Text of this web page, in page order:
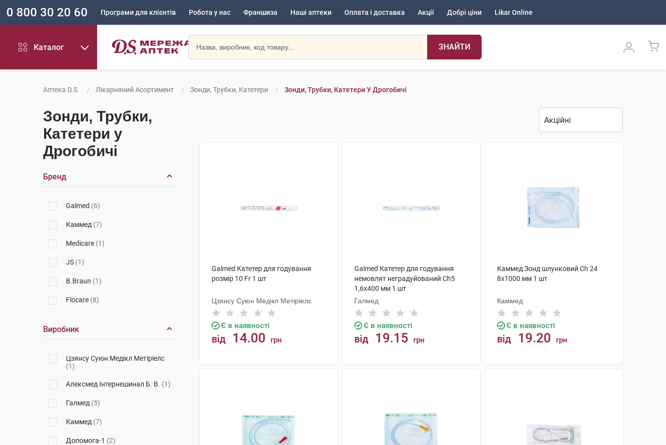
0 800 30 20 60 Програми для клієнтів Робота у нас Франшиза Наші аптеки Оплата і доставка Акції Добрі ціни Likar Online
Каталог ЗНАЙТИ
Аптека D.S. Лікарняний Асортимент Зонди, Трубки, Катетери Зонди, Трубки, Катетери У Дрогобичі
Зонди, Трубки,
Катетери у
Дрогобичі
Бренд
Galmed (6)
Каммед (7)
Medicare (1)
JS (1)
B.Braun (1)
Flocare (8)
Виробник
Цзянсу Суюн Медікл Метіріелс
(1)
Алексмед Інтернешинал Б. В. (1)
Галмед (5)
Каммед (7)
Допомога-1 (2)
Galmed Катетер для годування
розмір 10 Fr 1 шт
Цзянсу Суюн Медікл Метіріелс
Є в наявності
від 14.00 грн
Galmed Катетер для годування
немовлят неградуйований Ch5
1,6x400 мм 1 шт
Галмед
Є в наявності
від 19.15 грн
Каммед Зонд шлунковий Ch 24
8х1000 мм 1 шт
Каммед
Є в наявності
від 19.20 грн